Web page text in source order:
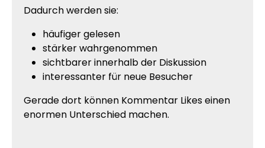
Dadurch werden sie:
häufiger gelesen
stärker wahrgenommen
sichtbarer innerhalb der Diskussion
interessanter für neue Besucher
Gerade dort können Kommentar Likes einen
enormen Unterschied machen.